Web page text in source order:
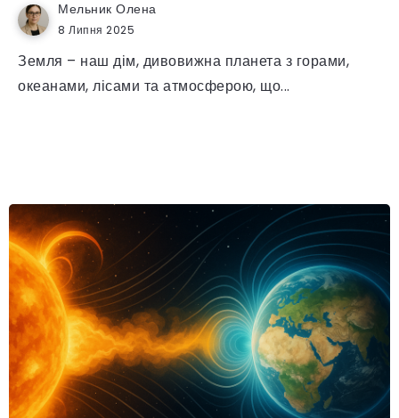
Мельник Олена
8 Липня 2025
Земля – наш дім, дивовижна планета з горами,
океанами, лісами та атмосферою, що...